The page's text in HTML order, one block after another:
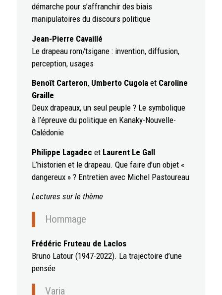
démarche pour s’affranchir des biais
manipulatoires du discours politique
Jean-Pierre Cavaillé
Le drapeau rom/tsigane : invention, diffusion,
perception, usages
Benoît Carteron,Umberto Cugola etCaroline
Graille
Deux drapeaux, un seul peuple ? Le symbolique
à l’épreuve du politique en Kanaky-Nouvelle-
Calédonie
Philippe Lagadec etLaurent Le Gall
L’historien et le drapeau. Que faire d’un objet «
dangereux » ? Entretien avec Michel Pastoureau
Lectures sur le thème
Hommage
Frédéric Fruteau de Laclos
Bruno Latour (1947-2022). La trajectoire d’une
pensée
Varia